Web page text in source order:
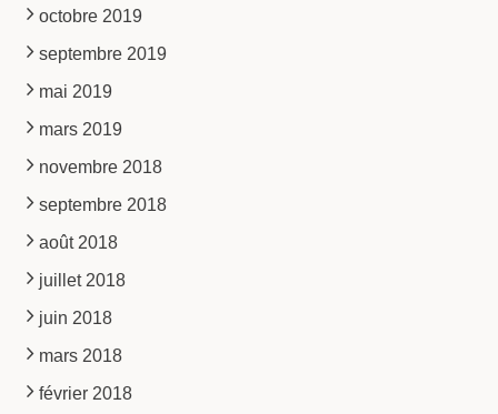
octobre 2019
septembre 2019
mai 2019
mars 2019
novembre 2018
septembre 2018
août 2018
juillet 2018
juin 2018
mars 2018
février 2018